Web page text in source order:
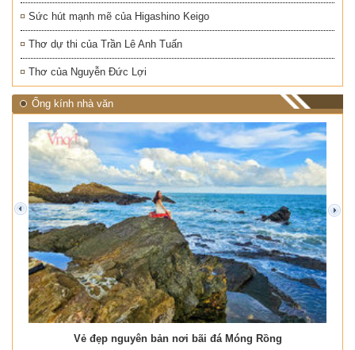
Sức hút mạnh mẽ của Higashino Keigo
Thơ dự thi của Trần Lê Anh Tuấn
Thơ của Nguyễn Đức Lợi
Ống kính nhà văn
Vẻ đẹp nguyên bản nơi bãi đá Móng Rồng
prev next